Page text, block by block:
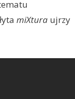
miXturaujrzy